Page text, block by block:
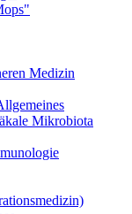
Medizin
Mikrobiota